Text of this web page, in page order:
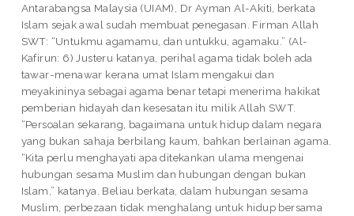
Antarabangsa Malaysia (UIAM), Dr Ayman Al-Akiti, berkata
Islam sejak awal sudah membuat penegasan. Firman Allah
SWT: “Untukmu agamamu, dan untukku, agamaku.” (Al-
Kafirun: 6) Justeru katanya, perihal agama tidak boleh ada
tawar-menawar kerana umat Islam mengakui dan
meyakininya sebagai agama benar tetapi menerima hakikat
pemberian hidayah dan kesesatan itu milik Allah SWT.
“Persoalan sekarang, bagaimana untuk hidup dalam negara
yang bukan sahaja berbilang kaum, bahkan berlainan agama.
“Kita perlu menghayati apa ditekankan ulama mengenai
hubungan sesama Muslim dan hubungan dengan bukan
Islam,” katanya. Beliau berkata, dalam hubungan sesama
Muslim, perbezaan tidak menghalang untuk hidup bersama